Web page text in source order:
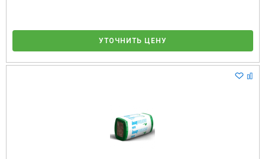
УТОЧНИТЬ ЦЕНУ